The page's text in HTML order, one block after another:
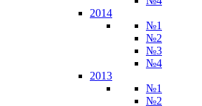
2014
№1
№2
№3
№4
2013
№1
№2